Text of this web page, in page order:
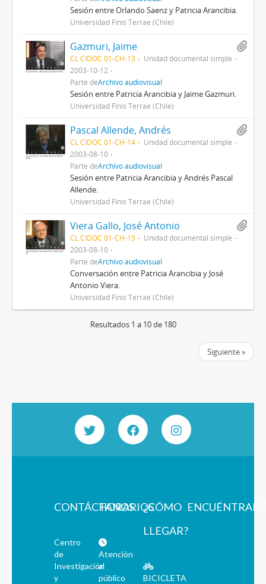
Sesión entre Orlando Saenz y Patricia Arancibia.
Universidad Finis Terrae (Chile)
Gazmuri, Jaime
CL CIDOC 01-CH-13
Unidad documental simple
2003-10-12
Parte deArchivo audiovisual
Sesión entre Patricia Arancibia y Jaime Gazmuri.
Universidad Finis Terrae (Chile)
Pascal Allende, Andrés
CL CIDOC 01-CH-14
Unidad documental simple
2003-08-10
Parte deArchivo audiovisual
Sesión entre Patricia Arancibia y Andrés Pascal
Allende.
Universidad Finis Terrae (Chile)
Viera Gallo, José Antonio
CL CIDOC 01-CH-15
Unidad documental simple
2003-08-10
Parte deArchivo audiovisual
Conversación entre Patricia Arancibia y José
Antonio Viera.
Universidad Finis Terrae (Chile)
Resultados 1 a 10 de 180
Siguiente »
CONTÁCTANOS
Centro
de
Investigación
y
HORARIOS
Atención
al
público
¿CÓMO
LLEGAR?
BICICLETA